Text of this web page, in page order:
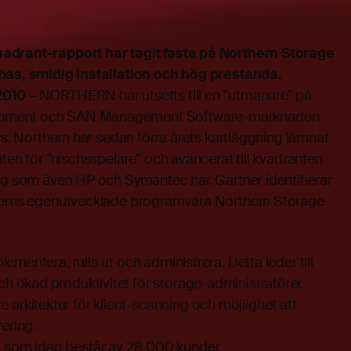
rapport har tagit fasta på Northern Storage
smidig installation och hög prestanda.
–NORTHERN har utsetts till en ”utmanare” på
och SAN Management Software-marknaden
Northern har sedan förra årets kartläggning lämnat
för ”nischsspelare” och avancerat till kvadranten
som även HP och Symantec har. Gartner identifierar
egenutvecklade programvara Northern Storage
rulla ut och administrera. Detta leder till
ökad produktivitet för storage-administratörer.
arkitektur för klient-scanning och möjlighet att
idag består av 28 000 kunder.